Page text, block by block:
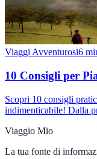
Viaggi Avventurosi6
10 Consigli per
Scopri 10 consigli
indimenticabile! Dalla
Viaggio Mio
La tua fonte di